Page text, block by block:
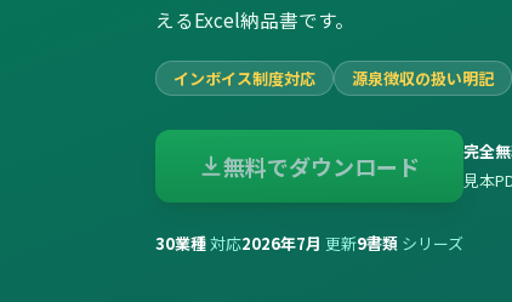
えるExcel納品書です。
インボイス制度対応 源泉徴収の扱い明記
無料でダウンロード 完全
見本
30業種対応2026年7月 更新9書類 シリーズ